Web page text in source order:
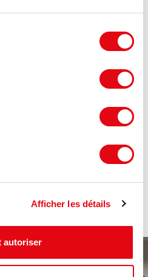
Afficher les détails
autoriser
auxquels ce bien est
le site Géorisques :